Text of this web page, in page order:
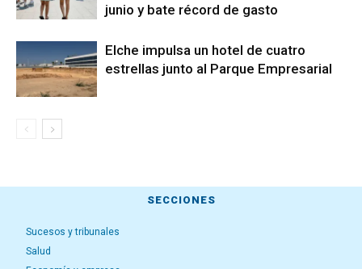
junio y bate récord de gasto
Elche impulsa un hotel de cuatro
estrellas junto al Parque Empresarial
SECCIONES
Sucesos y tribunales
Salud